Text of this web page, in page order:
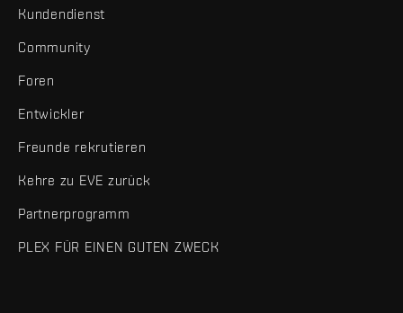
Kundendienst
Community
Foren
Entwickler
Freunde rekrutieren
Kehre zu EVE zurück
Partnerprogramm
PLEX FÜR EINEN GUTEN ZWECK